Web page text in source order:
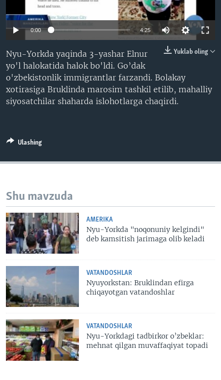
XABARLAR SURATLARDA
ODNOKLASSNIKI
TELEGRAM
SOUNDCLOUD
VOA
0:00 4:25
Yuklab oling
Nyu-Yorkda yaqinda 3-yashar Elnur
yo'l halokatida halok bo'ldi. Go’dak
o'zbekistonlik immigrantlar farzandi. Bolakay
xotirasiga Bruklinda marosim tashkil etilib, mahalliy
siyosatchilar shaharda islohotlarga chaqirdi.
Ulashing
Shu mavzuda
AMERIKA
Nyu-Yorkda "noqonuniy kelgindi"
deb kamsitish jarimaga olib keladi
VATANDOSHLAR
Nyuyorkstan: Bruklindan efirga
chiqayotgan vatandoshlar
VATANDOSHLAR
Nyu-Yorkdagi tadbirkor o’zbeklar:
mehnat qilgan muvaffaqiyat topadi